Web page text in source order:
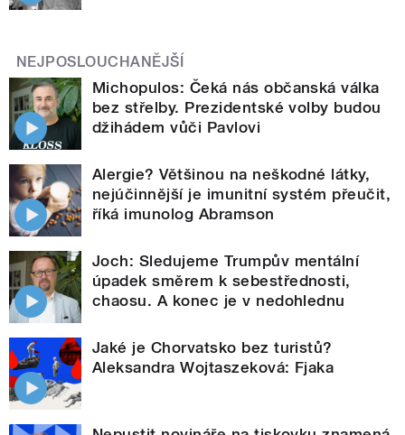
NEJPOSLOUCHANĚJŠÍ
Michopulos: Čeká nás občanská válka
bez střelby. Prezidentské volby budou
džihádem vůči Pavlovi
Alergie? Většinou na neškodné látky,
nejúčinnější je imunitní systém přeučit,
říká imunolog Abramson
Joch: Sledujeme Trumpův mentální
úpadek směrem k sebestřednosti,
chaosu. A konec je v nedohlednu
Jaké je Chorvatsko bez turistů?
Aleksandra Wojtaszeková: Fjaka